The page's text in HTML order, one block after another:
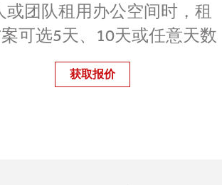
或团队租用办公空间时，租
可选5天、10天或任意天数
获取报价